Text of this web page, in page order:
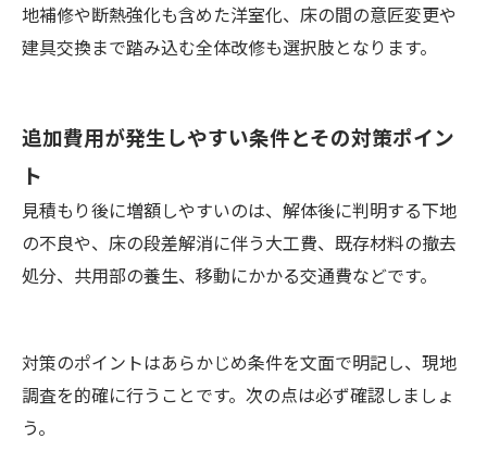
地補修や断熱強化も含めた洋室化、床の間の意匠変更や
建具交換まで踏み込む全体改修も選択肢となります。
追加費用が発生しやすい条件とその対策ポイン
ト
見積もり後に増額しやすいのは、解体後に判明する下地
の不良や、床の段差解消に伴う大工費、既存材料の撤去
処分、共用部の養生、移動にかかる交通費などです。
対策のポイントはあらかじめ条件を文面で明記し、現地
調査を的確に行うことです。次の点は必ず確認しましょ
う。